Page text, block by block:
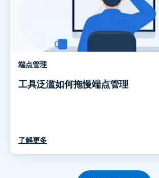
端点管理
工具泛滥如何拖慢端点管理
了解更多